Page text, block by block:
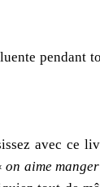
pendant
avec ce
on aime